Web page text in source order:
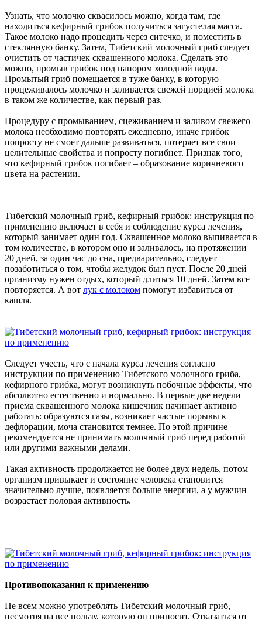
Узнать, что молочко сквасилось можно, когда там, где
находиться кефирный грибок получиться загустелая масса.
Такое молоко надо процедить через ситечко, и поместить в
стеклянную банку. Затем, Тибетский молочный гриб следует
очистить от частичек сквашенного молока. Сделать это
можно, промыв грибок под напором холодной воды.
Промытый гриб помещается в туже банку, в которую
процеживалось молочко и заливается свежей порцией молока
в таком же количестве, как первый раз.
Процедуру с промыванием, сцеживанием и заливом свежего
молока необходимо повторять ежедневно, иначе грибок
попросту не смоет дальше развиваться, потеряет все свои
целительные свойства и попросту погибнет. Признак того,
что кефирный грибок погибает – образование коричневого
цвета на растении.
Тибетский молочный гриб, кефирный грибок: инструкция по
применению включает в себя и соблюдение курса лечения,
который занимает один год. Сквашенное молоко выпивается в
том количестве, в котором оно и заливалось, на протяжении
20 дней, за один час до сна, предварительно, следует
позаботиться о том, чтобы желудок был пуст. После 20 дней
организму нужен отдых, который длиться 10 дней. Затем все
повторяется. А вот лук с молоком помогут избавиться от
кашля.
Следует учесть, что с начала курса лечения согласно
инструкции по применению Тибетского молочного гриба,
кефирного грибка, могут возникнуть побочные эффекты, что
абсолютно естественно и нормально. В первые две недели
приема сквашенного молока кишечник начинает активно
работать: образуются газы, возникает частые порывы к
дефлорации, моча становится темнее. По этой причине
рекомендуется не принимать молочный гриб перед работой
или другими важными делами.
Такая активность продолжается не более двух недель, потом
организм привыкает и состояние человека становится
значительно лучше, появляется больше энергии, а у мужчин
возрастает половая активность.
Противопоказания к применению
Не всем можно употреблять Тибетский молочный гриб,
несмотря на все пользу, которую он приносит. Отказаться от